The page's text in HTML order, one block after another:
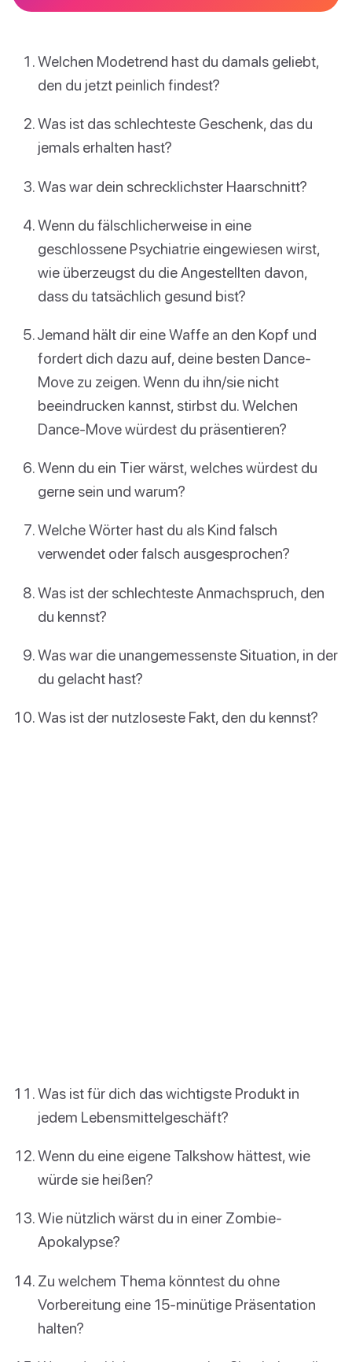
Welchen Modetrend hast du damals geliebt,
den du jetzt peinlich findest?
Was ist das schlechteste Geschenk, das du
jemals erhalten hast?
Was war dein schrecklichster Haarschnitt?
Wenn du fälschlicherweise in eine
geschlossene Psychiatrie eingewiesen wirst,
wie überzeugst du die Angestellten davon,
dass du tatsächlich gesund bist?
Jemand hält dir eine Waffe an den Kopf und
fordert dich dazu auf, deine besten Dance-
Move zu zeigen. Wenn du ihn/sie nicht
beeindrucken kannst, stirbst du. Welchen
Dance-Move würdest du präsentieren?
Wenn du ein Tier wärst, welches würdest du
gerne sein und warum?
Welche Wörter hast du als Kind falsch
verwendet oder falsch ausgesprochen?
Was ist der schlechteste Anmachspruch, den
du kennst?
Was war die unangemessenste Situation, in der
du gelacht hast?
Was ist der nutzloseste Fakt, den du kennst?
Was ist für dich das wichtigste Produkt in
jedem Lebensmittelgeschäft?
Wenn du eine eigene Talkshow hättest, wie
würde sie heißen?
Wie nützlich wärst du in einer Zombie-
Apokalypse?
Zu welchem Thema könntest du ohne
Vorbereitung eine 15-minütige Präsentation
halten?